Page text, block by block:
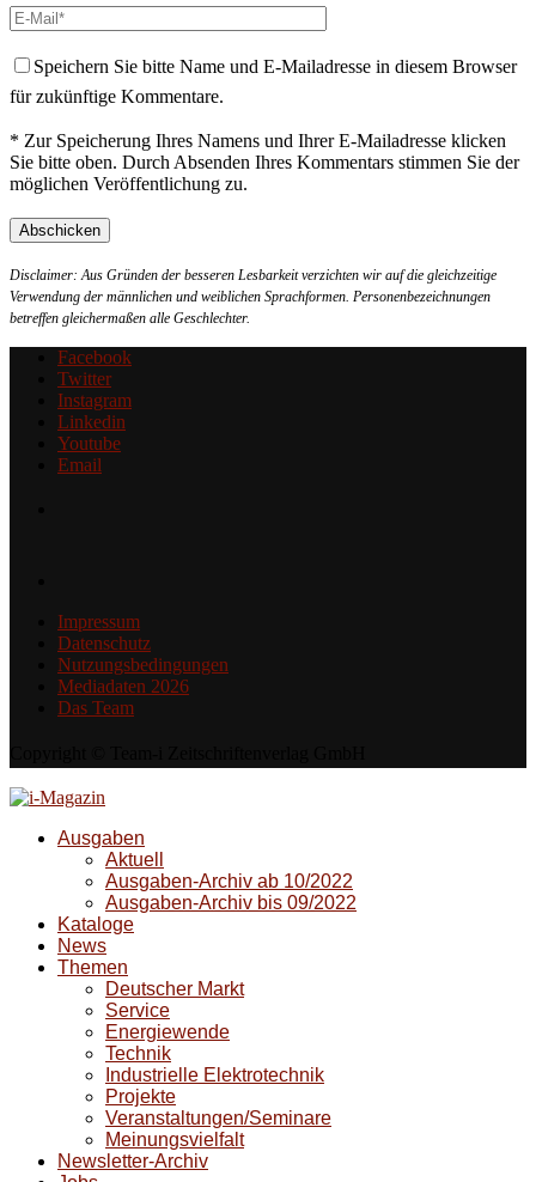
Speichern Sie bitte Name und E-Mailadresse in diesem Browser
für zukünftige Kommentare.
* Zur Speicherung Ihres Namens und Ihrer E-Mailadresse klicken
Sie bitte oben. Durch Absenden Ihres Kommentars stimmen Sie der
möglichen Veröffentlichung zu.
Disclaimer: Aus Gründen der besseren Lesbarkeit verzichten wir auf die gleichzeitige
Verwendung der männlichen und weiblichen Sprachformen. Personenbezeichnungen
betreffen gleichermaßen alle Geschlechter.
Facebook
Twitter
Instagram
Linkedin
Youtube
Email
Impressum
Datenschutz
Nutzungsbedingungen
Mediadaten 2026
Das Team
Ausgaben
Aktuell
Ausgaben-Archiv ab 10/2022
Ausgaben-Archiv bis 09/2022
Kataloge
News
Themen
Deutscher Markt
Service
Energiewende
Technik
Industrielle Elektrotechnik
Projekte
Veranstaltungen/Seminare
Meinungsvielfalt
Newsletter-Archiv